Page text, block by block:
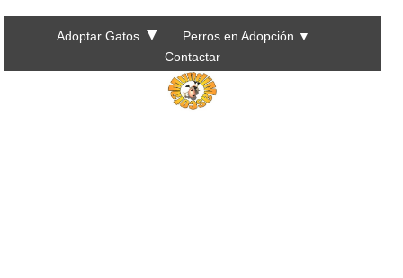
Adoptar Gatos ▼ Perros en Adopción ▼
Contactar